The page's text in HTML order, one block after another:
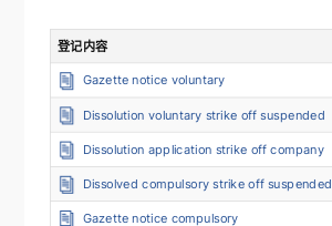
登记内容
Gazette notice voluntary
Dissolution voluntary strike off suspended
Dissolution application strike off company
Dissolved compulsory strike off suspended
Gazette notice compulsory